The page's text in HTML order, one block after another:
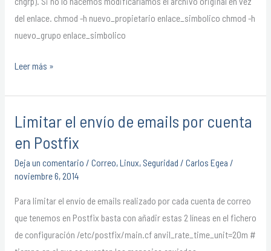
del enlace. chmod -h nuevo_propietario enlace_simbolico chmod -h
nuevo_grupo enlace_simbolico
simbólico
en
Leer más »
Limitar el envío de emails por cuenta
en Postfix
Deja un comentario / Correo,Linux, Seguridad / Carlos Egea /
noviembre 6, 2014
Para limitar el envío de emails realizado por cada cuenta de correo
que tenemos en Postfix basta con añadir estas 2 líneas en el fichero
de configuración /etc/postfix/main.cf anvil_rate_time_unit=20m #
Limitar
envío
de
por
cuenta
en